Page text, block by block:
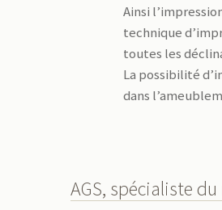
Ainsi
technique
toutes les
La possibilité
dans
AGS, spécialiste